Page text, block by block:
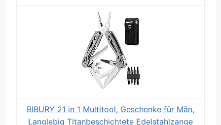
BIBURY 21 in 1 Multitool, Geschenke für Män,
Langlebig Titanbeschichtete Edelstahlzange